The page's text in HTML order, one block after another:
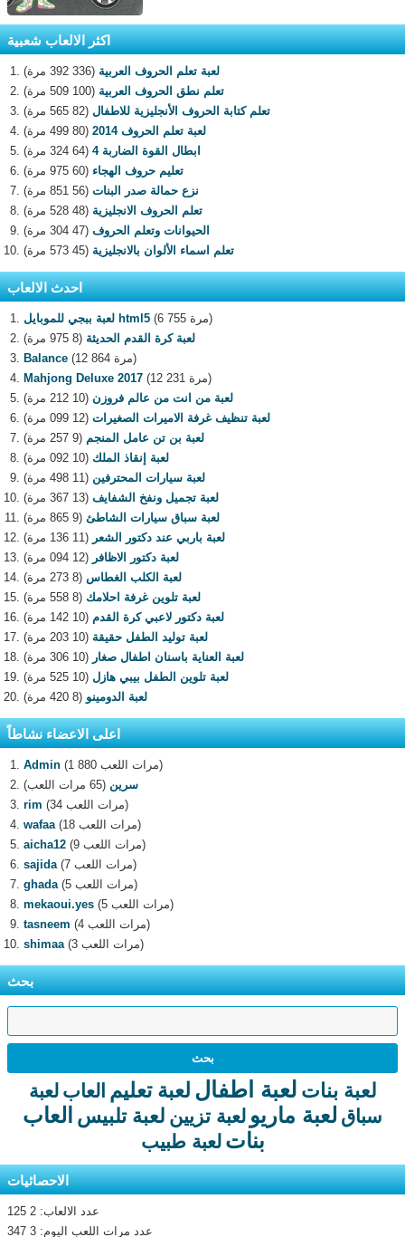
اكثر الالعاب شعبية
لعبة تعلم الحروف العربية (336 392 مرة)
تعلم نطق الحروف العربية (100 509 مرة)
تعلم كتابة الحروف الأنجليزية للاطفال (82 565 مرة)
لعبة تعلم الحروف 2014
(80 499 مرة)
ابطال القوة الضاربة 4
(64 324 مرة)
تعليم حروف الهجاء (60 975 مرة)
نزع حمالة صدر البنات (56 851 مرة)
تعلم الحروف الانجليزية (48 528 مرة)
الحيوانات وتعلم الحروف (47 304 مرة)
تعلم اسماء الألوان بالانجليزية (45 573 مرة)
احدث الالعاب
لعبة ببجي للموبايل html5
(6 755 مرة)
لعبة كرة القدم الحديثة (8 975 مرة)
Balance
(12 864 مرة)
Mahjong Deluxe 2017
(12 231 مرة)
لعبة من انت من عالم فروزن (10 212 مرة)
لعبة تنظيف غرفة الاميرات الصغيرات (12 099 مرة)
لعبة بن تن عامل المنجم (9 257 مرة)
لعبة إنقاذ الملك (10 092 مرة)
لعبة سيارات المحترفين (11 498 مرة)
لعبة تجميل ونفخ الشفايف (13 367 مرة)
لعبة سباق سيارات الشاطئ (9 865 مرة)
لعبة باربي عند دكتور الشعر (11 136 مرة)
لعبة دكتور الاظافر (12 094 مرة)
لعبة الكلب الغطاس (8 273 مرة)
لعبة تلوين غرفة احلامك (8 558 مرة)
لعبة دكتور لاعبي كرة القدم (10 142 مرة)
لعبة توليد الطفل حقيقة (10 203 مرة)
لعبة العناية باسنان اطفال صغار (10 306 مرة)
لعبة تلوين الطفل بيبي هازل (10 525 مرة)
لعبة الدومينو (8 420 مرة)
اعلى الاعضاء نشاطاً
Admin
(1 880 مرات اللعب)
سرين (65 مرات اللعب)
rim
(34 مرات اللعب)
wafaa
(18 مرات اللعب)
aicha12
(9 مرات اللعب)
sajida
(7 مرات اللعب)
ghada
(5 مرات اللعب)
mekaoui.yes
(5 مرات اللعب)
tasneem
(4 مرات اللعب)
shimaa
(3 مرات اللعب)
بحث
لعبة بنات لعبة اطفال لعبة تعليم العاب لعبة
سباق لعبة ماريو لعبة تزيين لعبة تلبيس العاب
بنات لعبة طبيب
الاحصائيات
عدد الالعاب: 2 125
عدد مرات اللعب اليوم: 3 347